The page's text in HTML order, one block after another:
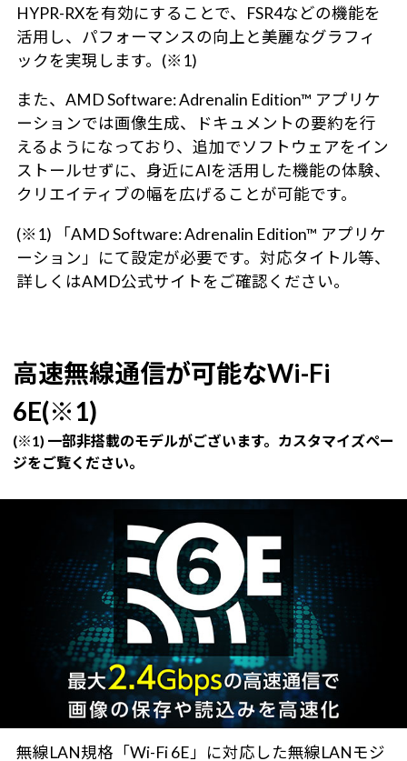
HYPR-RXを有効にすることで、FSR4などの機能を
活用し、パフォーマンスの向上と美麗なグラフィ
ックを実現します。(※1)
また、AMD Software: Adrenalin Edition™ アプリケ
ーションでは画像生成、ドキュメントの要約を行
えるようになっており、追加でソフトウェアをイン
ストールせずに、身近にAIを活用した機能の体験、
クリエイティブの幅を広げることが可能です。
(※1) 「AMD Software: Adrenalin Edition™ アプリケ
ーション」にて設定が必要です。対応タイトル等、
詳しくはAMD公式サイトをご確認ください。
高速無線通信が可能なWi-Fi
6E(※1)
(※1) 一部非搭載のモデルがございます。カスタマイズペー
ジをご覧ください。
無線LAN規格「Wi-Fi 6E」に対応した無線LANモジ